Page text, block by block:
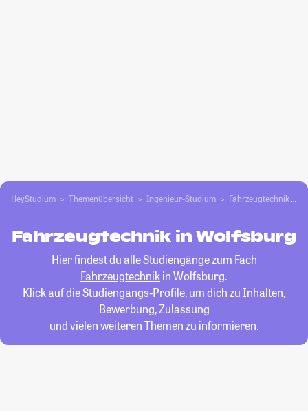
HeyStudium Themenübersicht Ingenieur-Studium Fahrzeugtechnik
Fahrzeugtechnik in Wolfsburg
Hier findest du alle Studiengänge zum Fach
Fahrzeugtechnikin Wolfsburg.
Klick auf die Studiengangs-Profile, um dich zu Inhalten,
Bewerbung, Zulassung
und vielen weiteren Themen zu informieren.